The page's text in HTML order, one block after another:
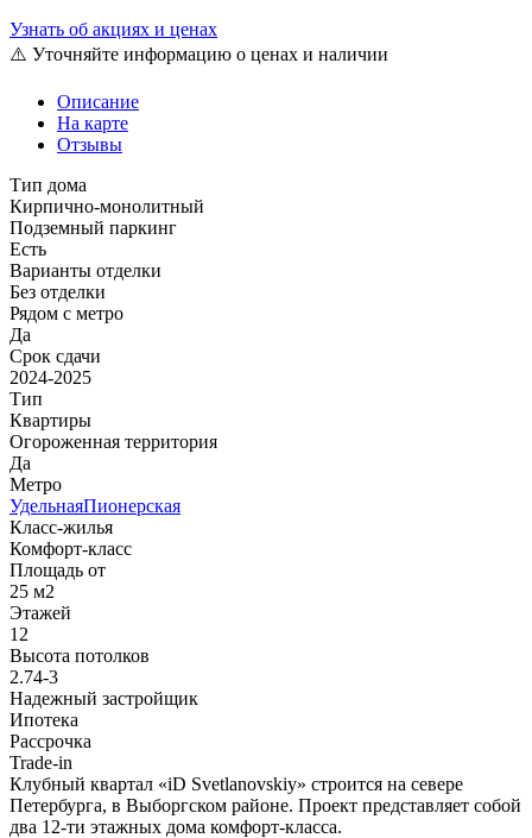
Узнать об акциях и ценах
⚠️ Уточняйте информацию о ценах и наличии
Описание
На карте
Отзывы
Тип дома
Кирпично-монолитный
Подземный паркинг
Есть
Варианты отделки
Без отделки
Рядом с метро
Да
Срок сдачи
2024-2025
Тип
Квартиры
Огороженная территория
Да
Метро
УдельнаяПионерская
Класс-жилья
Комфорт-класс
Площадь от
25 м2
Этажей
12
Высота потолков
2.74-3
Надежный застройщик
Ипотека
Рассрочка
Trade-in
Клубный квартал «iD Svetlanovskiy» строится на севере
Петербурга, в Выборгском районе. Проект представляет собой
два 12-ти этажных дома комфорт-класса.